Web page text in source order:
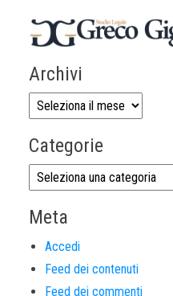
Archivi
Categorie
Meta
Accedi
Feed dei contenuti
Feed dei commenti